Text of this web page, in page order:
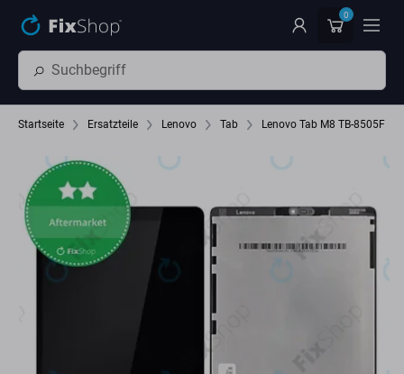
0
Startseite Ersatzteile Lenovo Tab Lenovo Tab M8 TB-8505F